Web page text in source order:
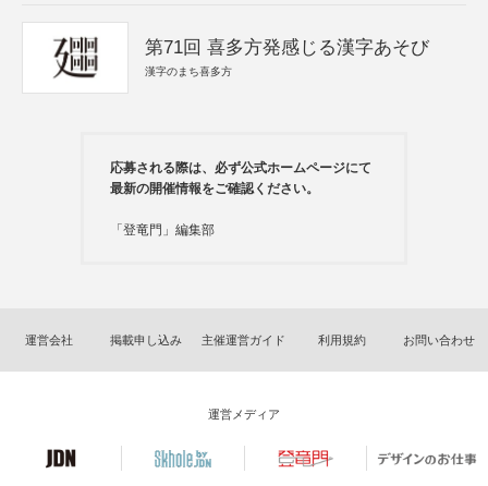
第71回 喜多方発感じる漢字あそび
漢字のまち喜多方
応募される際は、必ず公式ホームページにて
最新の開催情報をご確認ください。
「登竜門」編集部
運営会社 掲載申し込み 主催運営ガイド 利用規約 お問い合わせ
運営メディア